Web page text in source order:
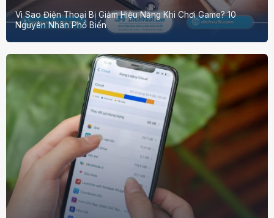
Vì Sao Điện Thoại Bị Giảm Hiệu Năng Khi Chơi Game? 10
Nguyên Nhân Phổ Biến